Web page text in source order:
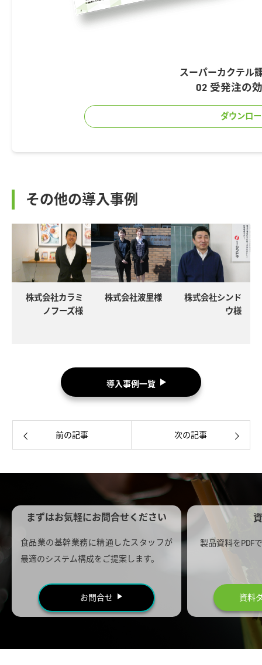
スーパーカクテル
02 受発注の
ダウンロ
その他の導入事例
横山食品株式会
社様
株式会社麻生様
カネス製麺株式
会社様
導入事例一覧
前の記事 次の記事
まずはお気軽にお問合せください
食品業の基幹業務に精通したスタッフが
最適のシステム構成をご提案します。
お問合せ
製品資料をPDF
資料